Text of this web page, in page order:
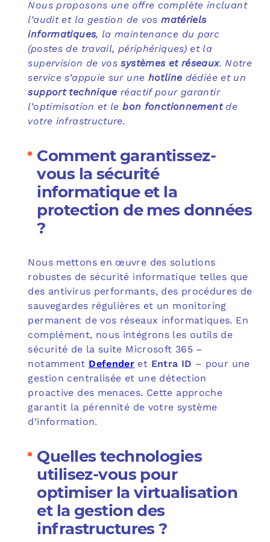
Nous proposons une offre complète incluant
l’audit et la gestion de vosmatériels
informatiques, la maintenance du parc
(postes de travail, périphériques) et la
supervision de vossystèmes et réseaux. Notre
service s’appuie sur une hotline dédiée et un
support technique réactif pour garantir
l’optimisation et lebon fonctionnementde
votre infrastructure.
Comment garantissez-
vous la sécurité
informatique et la
protection de mes données
?
Nous mettons en œuvre des solutions
robustes de sécurité informatique telles que
des antivirus performants, des procédures de
sauvegardes régulières et un monitoring
permanent de vos réseaux informatiques. En
complément, nous intégrons les outils de
sécurité de la suite Microsoft 365 –
notamment Defender et Entra ID – pour une
gestion centralisée et une détection
proactive des menaces. Cette approche
garantit la pérennité de votre système
d’information.
Quelles technologies
utilisez-vous pour
optimiser la virtualisation
et la gestion des
infrastructures ?